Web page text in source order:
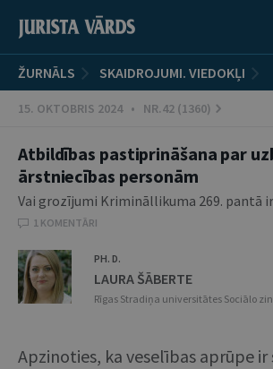
ŽURNĀLS SKAIDROJUMI. VIEDOKĻI
15. OKTOBRIS 2024 • NR.42 (1360)
Atbildības pastiprināšana par
ārstniecības personām
Vai grozījumi Krimināllikuma 269. pantā
1 KOMENTĀRI
PH. D.
LAURA ŠĀBERTE
Rīgas Stradiņa universitātes Sociālo
Apzinoties, ka veselības aprūpe ir